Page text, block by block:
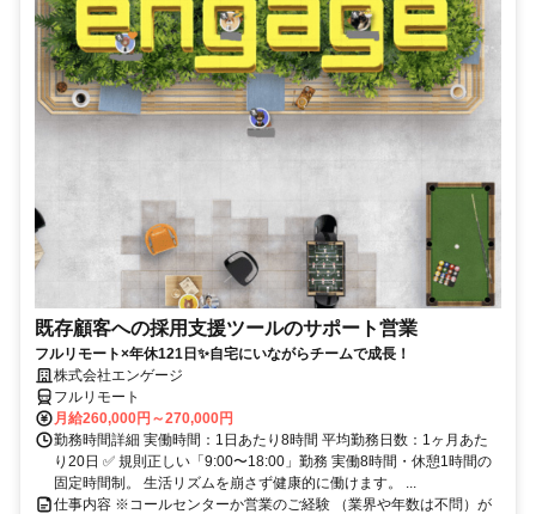
既存顧客への採用支援ツールのサポート営業
フルリモート×年休121日✨自宅にいながらチームで成長！
株式会社エンゲージ
フルリモート
月給260,000円～270,000円
勤務時間詳細 実働時間：1日あたり8時間 平均勤務日数：1ヶ月あた
り20日 ✅ 規則正しい「9:00〜18:00」勤務 実働8時間・休憩1時間の
固定時間制。 生活リズムを崩さず健康的に働けます。 ...
仕事内容 ※コールセンターか営業のご経験 （業界や年数は不問）が